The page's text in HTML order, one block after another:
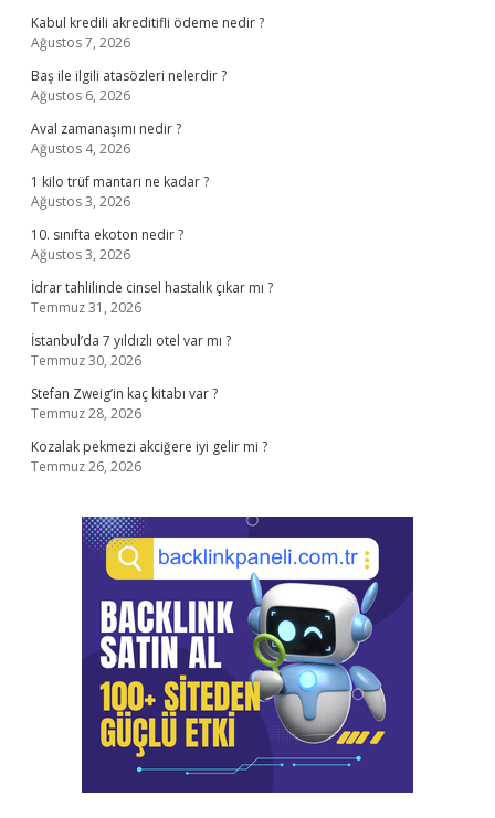
Kabul kredili akreditifli ödeme nedir ?
Ağustos 7, 2026
Baş ile ilgili atasözleri nelerdir ?
Ağustos 6, 2026
Aval zamanaşımı nedir ?
Ağustos 4, 2026
1 kilo trüf mantarı ne kadar ?
Ağustos 3, 2026
10. sınıfta ekoton nedir ?
Ağustos 3, 2026
İdrar tahlilinde cinsel hastalık çıkar mı ?
Temmuz 31, 2026
İstanbul’da 7 yıldızlı otel var mı ?
Temmuz 30, 2026
Stefan Zweig’in kaç kitabı var ?
Temmuz 28, 2026
Kozalak pekmezi akciğere iyi gelir mi ?
Temmuz 26, 2026